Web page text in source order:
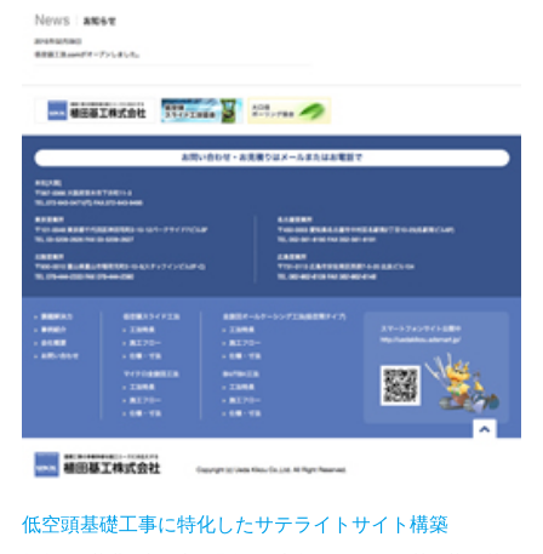
低空頭基礎工事に特化したサテライトサイト構築